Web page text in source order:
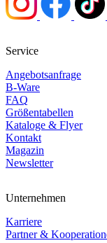
Service
Angebotsanfrage
B-Ware
FAQ
Größentabellen
Kataloge & Flyer
Kontakt
Magazin
Newsletter
Unternehmen
Karriere
Partner &